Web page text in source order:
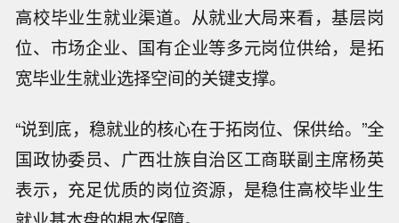
高校毕业生就业渠道。从就业大局来看，基层岗
位、市场企业、国有企业等多元岗位供给，是拓
宽毕业生就业选择空间的关键支撑。
“说到底，稳就业的核心在于拓岗位、保供给。”全
国政协委员、广西壮族自治区工商联副主席杨英
表示，充足优质的岗位资源，是稳住高校毕业生